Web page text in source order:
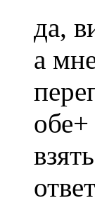
да,
а